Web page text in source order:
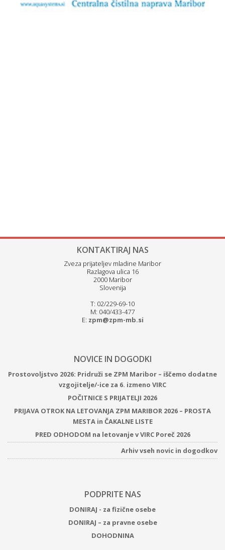
KONTAKTIRAJ NAS
Zveza prijateljev mladine Maribor
Razlagova ulica 16
2000 Maribor
Slovenija
T: 02/229-69-10
M: 040/433-477
E: zpm@zpm-mb.si
NOVICE IN DOGODKI
Prostovoljstvo 2026: Pridruži se ZPM Maribor – iščemo dodatne
vzgojitelje/-ice za 6. izmeno VIRC
POČITNICE S PRIJATELJI 2026
PRIJAVA OTROK NA LETOVANJA ZPM MARIBOR 2026 – PROSTA
MESTA in ČAKALNE LISTE
PRED ODHODOM na letovanje v VIRC Poreč 2026
Arhiv vseh novic in dogodkov
PODPRITE NAS
DONIRAJ - za fizične osebe
DONIRAJ – za pravne osebe
DOHODNINA